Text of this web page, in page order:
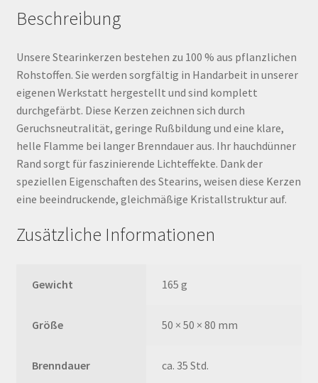
Beschreibung
Unsere Stearinkerzen bestehen zu 100 % aus pflanzlichen
Rohstoffen. Sie werden sorgfältig in Handarbeit in unserer
eigenen Werkstatt hergestellt und sind komplett
durchgefärbt. Diese Kerzen zeichnen sich durch
Geruchsneutralität, geringe Rußbildung und eine klare,
helle Flamme bei langer Brenndauer aus. Ihr hauchdünner
Rand sorgt für faszinierende Lichteffekte. Dank der
speziellen Eigenschaften des Stearins, weisen diese Kerzen
eine beeindruckende, gleichmäßige Kristallstruktur auf.
Zusätzliche Informationen
Gewicht 165 g
Größe 50 × 50 × 80 mm
Brenndauer ca. 35 Std.